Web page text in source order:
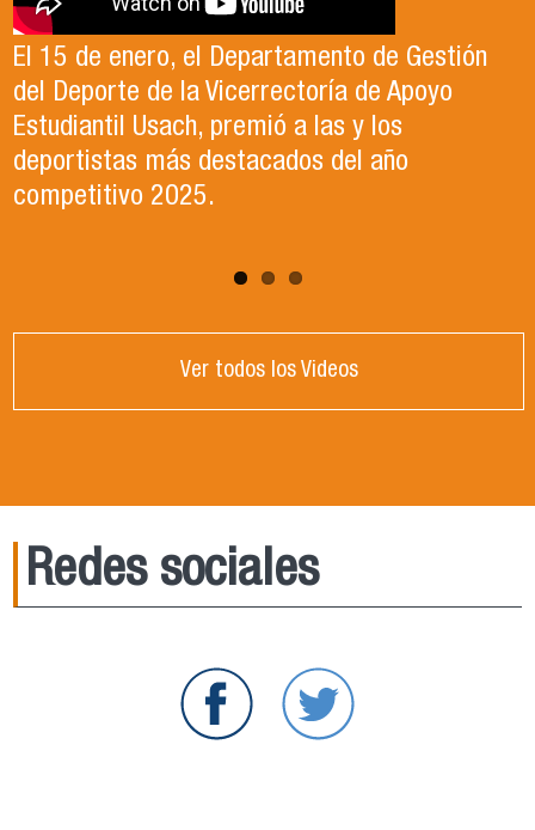
El 15 de enero, el Departamento de Gestión
del Deporte de la Vicerrectoría de Apoyo
Estudiantil Usach, premió a las y los
deportistas más destacados del año
competitivo 2025.
En este segundo capítulo conoceremos el
Proyecto Ludo Inclusión, liderado por el
profesor Claudio Farías y estudiantes de
Pedagogía en Educación Física de la Facultad
de Ciencias Médicas de la Uni
Te invitamos a revisar el video de nuestro
candidato , el Dr. Celso Sanchez para el cargo
de Director de Escuela período 2025-2026.
Ver todos los Videos
Redes sociales